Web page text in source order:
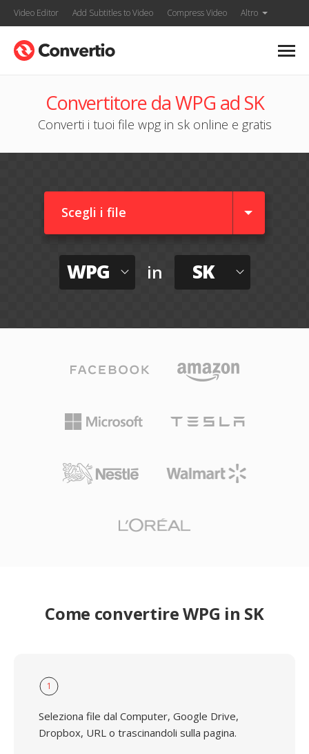
Video Editor Add Subtitles to Video Compress Video Altro
Convertitore da WPG ad SK
Converti i tuoi file wpg in sk online e gratis
Scegli i file
WPG in SK
Come convertire WPG in SK
1
Seleziona file dal Computer, Google Drive,
Dropbox, URL o trascinandoli sulla pagina.